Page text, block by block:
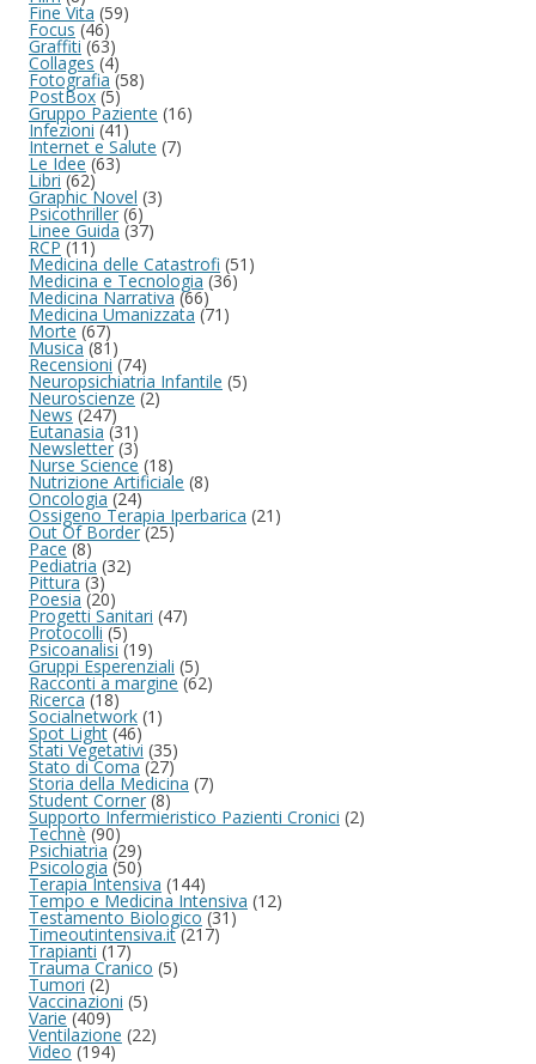
Fine Vita (59)
Focus(46)
Graffiti(63)
Collages (4)
Fotografia (58)
PostBox(5)
Gruppo Paziente (16)
Infezioni(41)
Internet e Salute (7)
Le Idee(63)
Libri(62)
Graphic Novel (3)
Psicothriller(6)
Linee Guida (37)
RCP(11)
Medicina delle Catastrofi (51)
Medicina e Tecnologia(36)
Medicina Narrativa(66)
Medicina Umanizzata (71)
Morte(67)
Musica(81)
Recensioni(74)
Neuropsichiatria Infantile (5)
Neuroscienze(2)
News(247)
Eutanasia (31)
Newsletter (3)
Nurse Science (18)
Nutrizione Artificiale (8)
Oncologia(24)
Ossigeno Terapia Iperbarica (21)
Out Of Border(25)
Pace(8)
Pediatria (32)
Pittura(3)
Poesia (20)
Progetti Sanitari (47)
Protocolli(5)
Psicoanalisi (19)
Gruppi Esperenziali (5)
Racconti a margine (62)
Ricerca(18)
Socialnetwork (1)
Spot Light(46)
Stati Vegetativi (35)
Stato di Coma(27)
Storia della Medicina (7)
Student Corner(8)
Supporto Infermieristico Pazienti Cronici (2)
Technè(90)
Psichiatria (29)
Psicologia (50)
Terapia Intensiva (144)
Tempo e Medicina Intensiva (12)
Testamento Biologico(31)
Timeoutintensiva.it(217)
Trapianti(17)
Trauma Cranico (5)
Tumori(2)
Vaccinazioni (5)
Varie(409)
Ventilazione (22)
Video(194)